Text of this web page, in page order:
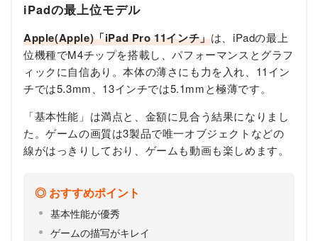
iPadの最上位モデル
Apple(Apple)「iPad Pro 11インチ」は、iPadの最上
位機種でM4チップを搭載し、パフォーマンスとグラフ
ィックに自信あり。本体の薄さにも力を入れ、11イン
チでは5.3mm、13インチでは5.1mmと極薄です。
「基本性能」は満点と、金額に見合う結果になりまし
た。ゲームの画質は3製品で唯一オブジェクトなどの
線がはっきりしており、ゲームも動画も楽しめます。
おすすめポイント
基本性能が優秀
ゲームの描写がキレイ